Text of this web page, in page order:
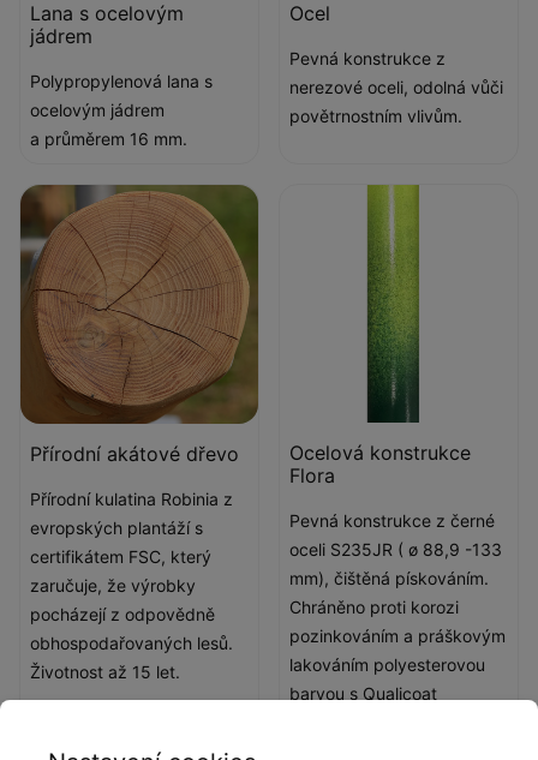
Lana s ocelovým
jádrem
Polypropylenová lana s
ocelovým jádrem
a průměrem 16 mm.
Ocel
Pevná konstrukce z
nerezové oceli, odolná vůči
povětrnostním vlivům.
Přírodní akátové dřevo
Přírodní kulatina Robinia z
evropských plantáží s
certifikátem FSC, který
zaručuje, že výrobky
pocházejí z odpovědně
obhospodařovaných lesů.
Životnost až 15 let.
Ocelová konstrukce
Flora
Pevná konstrukce z černé
oceli S235JR ( ø 88,9 -133
mm), čištěná pískováním.
Chráněno proti korozi
pozinkováním a práškovým
lakováním polyesterovou
barvou s Qualicoat